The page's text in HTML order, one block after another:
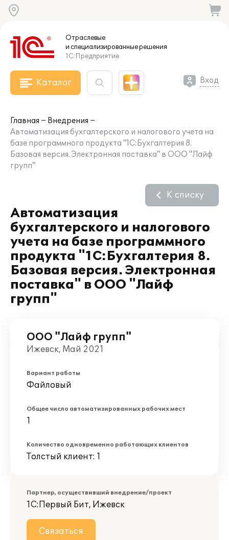
Отраслевые
и специализированныерешения
1С:Предприятие
Каталог Вход
Главная
Внедрения
Автоматизация бухгалтерского и налогового учета на
базе программного продукта "1С:Бухгалтерия 8.
Базовая версия. Электронная поставка" в ООО "Лайф
групп"
Автоматизация
бухгалтерского и налогового
учета на базе программного
продукта "1С:Бухгалтерия 8.
Базовая версия. Электронная
поставка" в ООО "Лайф
групп"
К списку
ООО "Лайф групп"
Ижевск, Май 2021
Вариант работы
Файловый
Общее число автоматизированных рабочих мест
1
Количество одновременно работающих клиентов
Толстый клиент: 1
Партнер, осуществивший внедрение/проект
1С:Первый Бит, Ижевск
Связаться